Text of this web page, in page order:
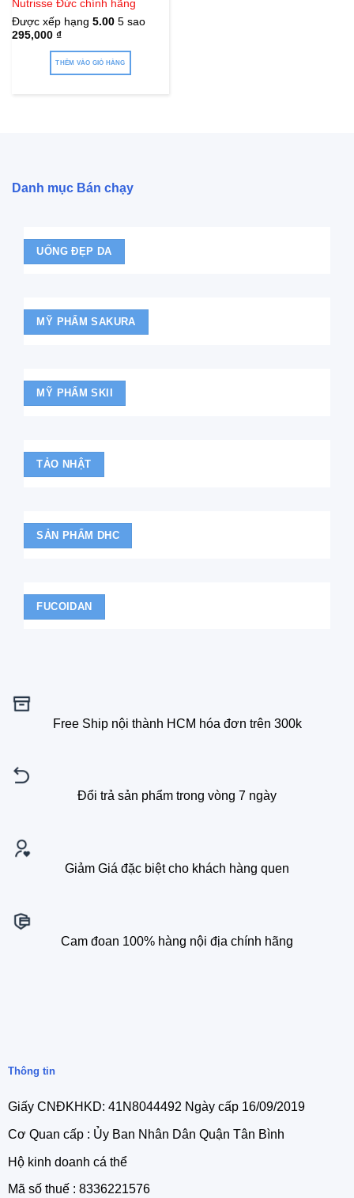
Nutrisse Đức chính hãng
Được xếp hạng 5.005 sao
295,000 ₫
THÊM VÀO GIỎ HÀNG
Danh mục Bán chạy
UỐNG ĐẸP DA
MỸ PHẨM SAKURA
MỸ PHẨM SKII
TẢO NHẬT
SẢN PHẨM DHC
FUCOIDAN
Free Ship nội thành HCM hóa đơn trên 300k
Đổi trả sản phẩm trong vòng 7 ngày
Giảm Giá đặc biệt cho khách hàng quen
Cam đoan 100% hàng nội địa chính hãng
Thông tin
Giấy CNĐKHKD: 41N8044492 Ngày cấp 16/09/2019
Cơ Quan cấp : Ủy Ban Nhân Dân Quận Tân Bình
Hộ kinh doanh cá thể
Mã số thuế : 8336221576